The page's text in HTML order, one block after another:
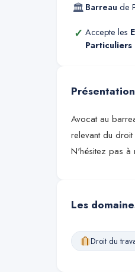
🏛 Barreau de
✓ Accepte les
Particuliers
Avocat au
relevant du
N'hésitez pas à
Les
Droit du